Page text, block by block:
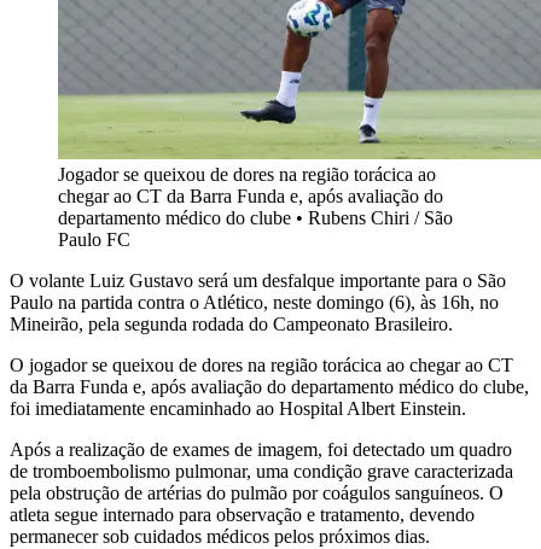
Jogador se queixou de dores na região torácica ao
chegar ao CT da Barra Funda e, após avaliação do
departamento médico do clube • Rubens Chiri / São
Paulo FC
O volante Luiz Gustavo será um desfalque importante para o São
Paulo na partida contra o Atlético, neste domingo (6), às 16h, no
Mineirão, pela segunda rodada do Campeonato Brasileiro.
O jogador se queixou de dores na região torácica ao chegar ao CT
da Barra Funda e, após avaliação do departamento médico do clube,
foi imediatamente encaminhado ao Hospital Albert Einstein.
Após a realização de exames de imagem, foi detectado um quadro
de tromboembolismo pulmonar, uma condição grave caracterizada
pela obstrução de artérias do pulmão por coágulos sanguíneos. O
atleta segue internado para observação e tratamento, devendo
permanecer sob cuidados médicos pelos próximos dias.